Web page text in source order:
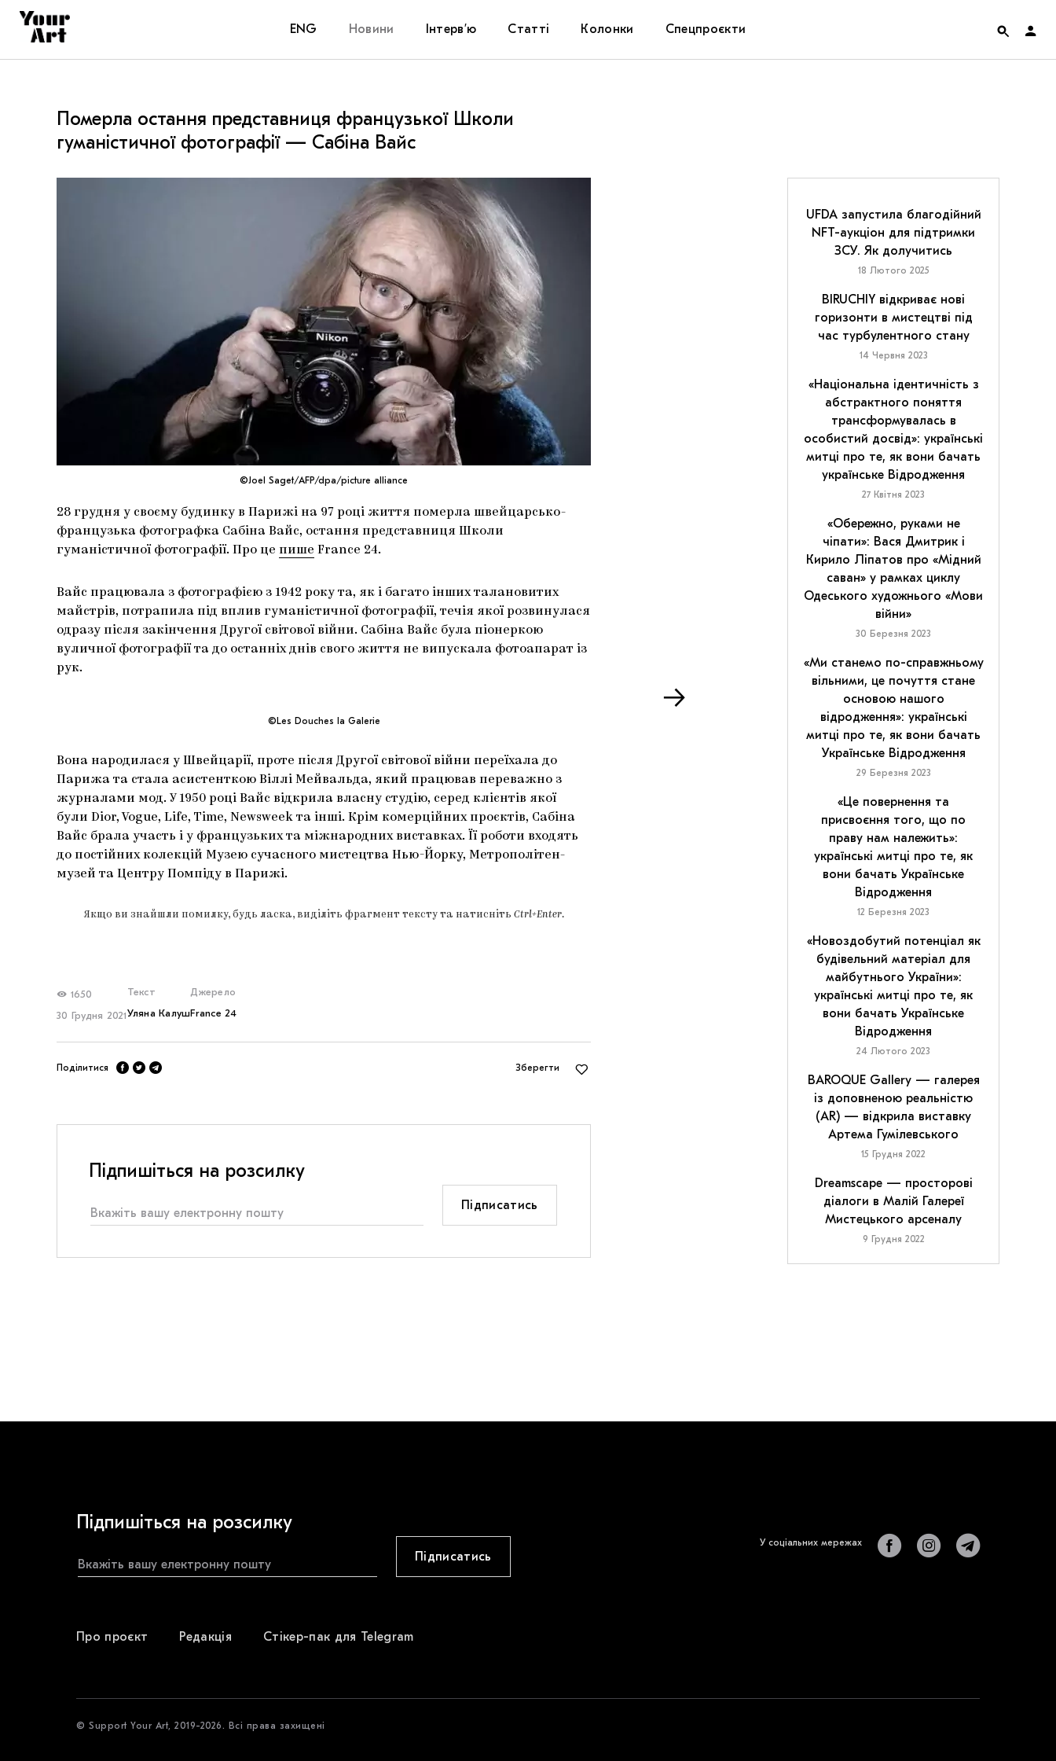
ENG Новини Інтерв’ю Статті Колонки Спецпроєкти
Carpathian Cult про різдвяні свята
Померла остання представниця французької Школи
гуманістичної фотографії — Сабіна Вайс
©Joel Saget/AFP/dpa/picture alliance
28 грудня у своєму будинку в Парижі на 97 році життя померла швейцарсько-
французька фотографка Сабіна Вайс, остання представниця Школи
гуманістичної фотографії. Про це пише France 24.
Вайс працювала з фотографією з 1942 року та, як і багато інших талановитих
майстрів, потрапила під вплив гуманістичної фотографії, течія якої розвинулася
одразу після закінчення Другої світової війни. Сабіна Вайс була піонеркою
вуличної фотографії та до останніх днів свого життя не випускала фотоапарат із
рук.
©Les Douches la Galerie
Вона народилася у Швейцарії, проте після Другої світової війни переїхала до
Парижа та стала асистенткою Віллі Мейвальда, який працював переважно з
журналами мод. У 1950 році Вайс відкрила власну студію, серед клієнтів якої
були Dior, Vogue, Life, Time, Newsweek та інші. Крім комерційних проєктів, Сабіна
Вайс брала участь і у французьких та міжнародних виставках. Її роботи входять
до постійних колекцій Музею сучасного мистецтва Нью-Йорку, Метрополітен-
музей та Центру Помпіду в Парижі.
Якщо ви знайшли помилку, будь ласка, виділіть фрагмент тексту та натисніть Ctrl+Enter.
1650
30 Грудня 2021
Текст
Уляна Калуш
Джерело
France 24
Поділитися Зберегти
Підпишіться на розсилку
Підписатись
UFDA запустила благодійний
NFT-аукціон для підтримки
ЗСУ. Як долучитись
18 Лютого 2025
BIRUCHIY відкриває нові
горизонти в мистецтві під
час турбулентного стану
14 Червня 2023
«Національна ідентичність з
абстрактного поняття
трансформувалась в
особистий досвід»: українські
митці про те, як вони бачать
українське Відродження
27 Квітня 2023
«Обережно, руками не
чіпати»: Вася Дмитрик і
Кирило Ліпатов про «Мідний
саван» у рамках циклу
Одеського художнього «Мови
війни»
30 Березня 2023
«Ми станемо по-справжньому
вільними, це почуття стане
основою нашого
відродження»: українські
митці про те, як вони бачать
Українське Відродження
29 Березня 2023
«Це повернення та
присвоєння того, що по
праву нам належить»:
українські митці про те, як
вони бачать Українське
Відродження
12 Березня 2023
«Новоздобутий потенціал як
будівельний матеріал для
майбутнього України»:
українські митці про те, як
вони бачать Українське
Відродження
24 Лютого 2023
BAROQUE Gallery — галерея
із доповненою реальністю
(AR) — відкрила виставку
Артема Гумілевського
15 Грудня 2022
Dreamscape — просторові
діалоги в Малій Галереї
Мистецького арсеналу
9 Грудня 2022
Підпишіться на розсилку
Підписатись
Про проєкт Редакція Стікер-пак для Telegram
У соціальних мережах
© Support Your Art, 2019-2026. Всі права захищені